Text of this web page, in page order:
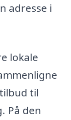
adresse i
lokale
til
På den